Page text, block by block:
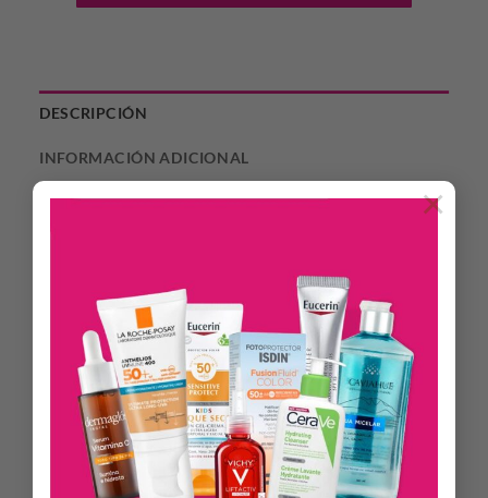
×
DESCRIPCIÓN
INFORMACIÓN ADICIONAL
Elimina en profundidad el maquillaje y las impurezas diarias
permitiendo a la piel respirar libremente. Hidrata y suaviza,
BENEFICIOS
Formulada con Vitamina A y E que normaliza la piel seca y
deshidratada y previene el envejecimiento prematuro de la
MODO DE USO
Aplicar diariamente tanto de día como de noche sobre rostro,